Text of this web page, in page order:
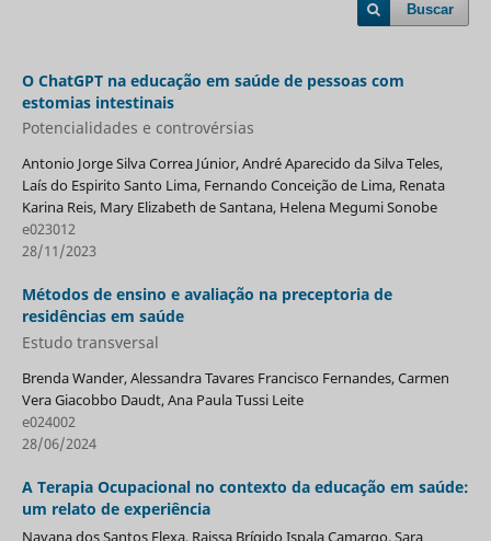
Buscar
O ChatGPT na educação em saúde de pessoas com
estomias intestinais
Potencialidades e controvérsias
Antonio Jorge Silva Correa Júnior, André Aparecido da Silva Teles,
Laís do Espirito Santo Lima, Fernando Conceição de Lima, Renata
Karina Reis, Mary Elizabeth de Santana, Helena Megumi Sonobe
e023012
28/11/2023
Métodos de ensino e avaliação na preceptoria de
residências em saúde
Estudo transversal
Brenda Wander, Alessandra Tavares Francisco Fernandes, Carmen
Vera Giacobbo Daudt, Ana Paula Tussi Leite
e024002
28/06/2024
A Terapia Ocupacional no contexto da educação em saúde:
um relato de experiência
Nayana dos Santos Flexa, Raissa Brígido Ispala Camargo, Sara